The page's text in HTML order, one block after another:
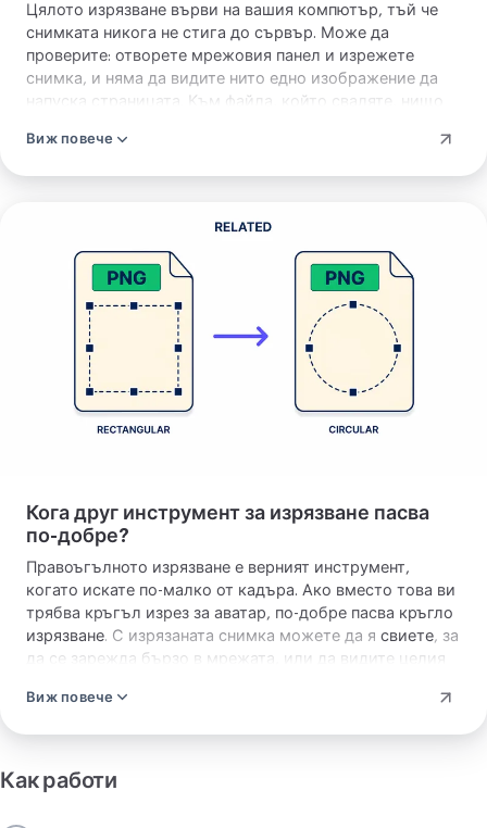
Цялото изрязване върви на вашия компютър, тъй че
снимката никога не стига до сървър. Може да
проверите: отворете мрежовия панел и изрежете
снимка, и няма да видите нито едно изображение да
напуска страницата. Към файла, който сваляте, нищо
Инструментът приема PNG, JPG, WebP, AVIF, GIF, BMP и
Виж повече
Кога друг инструмент за изрязване пасва
по-добре?
Правоъгълното изрязване е верният инструмент,
когато искате по-малко от кадъра. Ако вместо това ви
трябва кръгъл изрез за аватар, по-добре пасва кръгло
изрязване. С изрязаната снимка можете да я свиете, за
да се зарежда бързо в мрежата, или да видите целия
очаква целта.
Виж повече
Как работи